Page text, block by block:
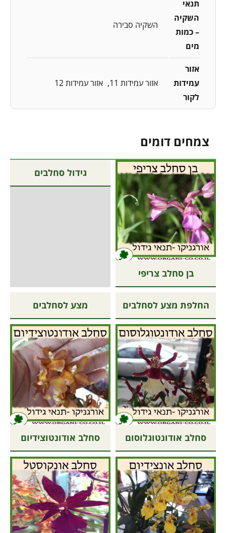
תנאי
השקיה
– כמות
מים
השקיה סבירה
אזור
עמידות
לקור
אזור עמידות 11 אזור עמידות 12
צמחים דומים
בן סחלב צריפי
גידול סחלבים
החלפת מצע לסחלבים מצע לסחלבים
סחלב אודונטוגלוסום סחלב אודונטוצידיום